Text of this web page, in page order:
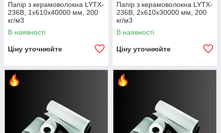
Папір з керамоволокна LYTX-
236B, 1х610х40000 мм, 200
кг/м3
В наявності
Ціну уточнюйте
Папір з керамоволокна LYTX-
236B, 2х610х30000 мм, 200
кг/м3
В наявності
Ціну уточнюйте